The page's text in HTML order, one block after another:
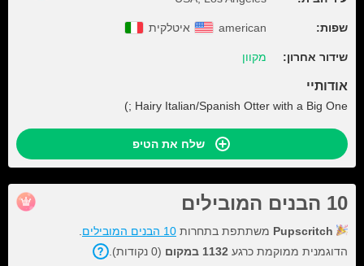
שפות: american איטלקית
שידור אחרון: מקוון
אודותיי
Hairy Italian/Spanish Otter with a Big One ;)
שלח את הטיפ
10 הבנים המובילים
Pupscritch משתתפת בתחרות 10 הבנים המובילים
הדוגמנית ממוקמת כרגע 1132 במקום (0 נקודות).